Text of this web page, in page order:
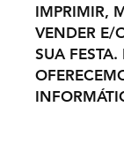
IMPRIMIR,
VENDER E/
SUA